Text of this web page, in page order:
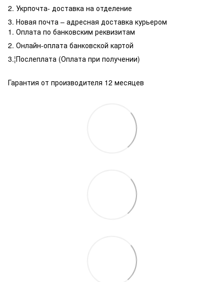
2. Укрпочта- доставка на отделение
3. Новая почта – адресная доставка курьером
1. Оплата по банковским реквизитам
2. Онлайн-оплата банковской картой
3.¦Послеплата (Оплата при получении)
Гарантия от производителя 12 месяцев